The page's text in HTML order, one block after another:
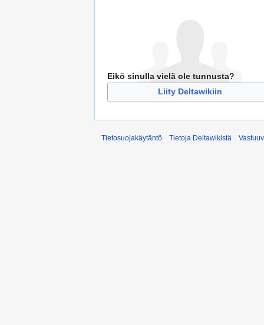
Eikö sinulla vielä ole tunnusta?
Liity Deltawikiin
Tietosuojakäytäntö Tietoja Deltawikistä